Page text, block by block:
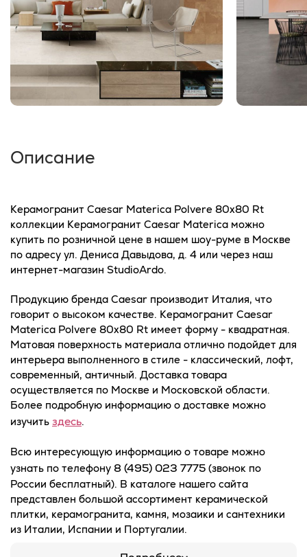
Описание
Керамогранит Caesar Materica Polvere 80x80 Rt
коллекции Керамогранит Caesar Materica можно
купить по розничной цене в нашем шоу-руме в Москве
по адресу ул. Дениса Давыдова, д. 4 или через наш
интернет-магазин StudioArdo.
Продукцию бренда Caesar производит Италия, что
говорит о высоком качестве. Керамогранит Caesar
Materica Polvere 80x80 Rt имеет форму - квадратная.
Матовая поверхность материала отлично подойдет для
интерьера выполненного в стиле - классический, лофт,
современный, античный. Доставка товара
осуществляется по Москве и Московской области.
Более подробную информацию о доставке можно
изучить здесь.
Всю интересующую информацию о товаре можно
узнать по телефону 8 (495) 023 7775 (звонок по
России бесплатный). В каталоге нашего сайта
представлен большой ассортимент керамической
плитки, керамогранита, камня, мозаики и сантехники
из Италии, Испании и Португалии.